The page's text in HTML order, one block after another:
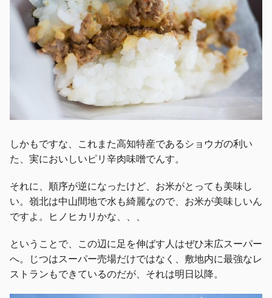
しかもですな、これまた高知特産であるショウガの利い
た、実においしいピリ辛肉味噌でんす。
それに、順序が逆になったけど、お米がとっても美味し
い。嶺北は中山間地で水も綺麗なので、お米が美味しいん
ですよ。ヒノヒカリかな、、、
ということで、この辺に足を伸ばす人はぜひ末広スーパー
へ。じつはスーパー売場だけではなく、敷地内に最強なレ
ストランもできているのだが、それは明日以降。